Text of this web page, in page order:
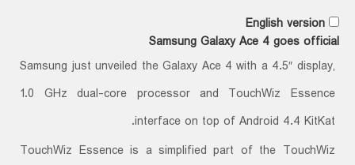
English version
Samsung Galaxy Ace 4 goes official
Samsung just unveiled the Galaxy Ace 4 with a 4.5″ display,
1.0 GHz dual-core processor and TouchWiz Essence
interface on top of Android 4.4 KitKat.
TouchWiz Essence is a simplified part of the TouchWiz